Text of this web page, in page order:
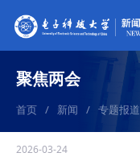
聚焦两会
首页 / 新闻 / 专题报道
2026-03-24